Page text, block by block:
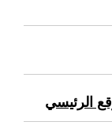
الرئيسي